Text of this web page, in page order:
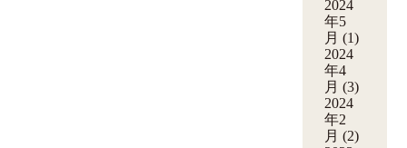
2024
年5
月 (1)
2024
年4
月 (3)
2024
年2
月 (2)